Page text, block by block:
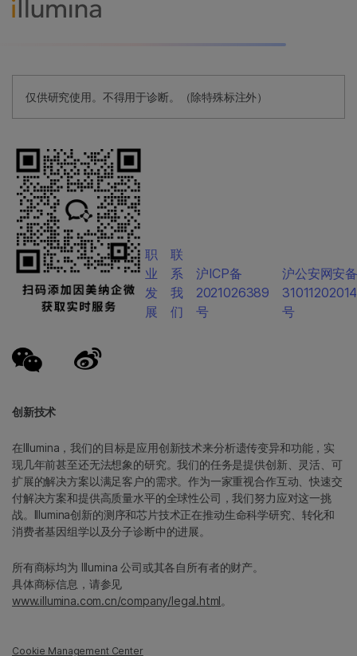
仅供研究使用。不得用于诊断。（除特殊标注外）
创新技术
在Illumina，我们的目标是应用创新技术来分析遗传变异和功能，实
现几年前甚至还无法想象的研究。我们的任务是提供创新、灵活、可
扩展的解决方案以满足客户的需求。作为一家重视合作互动、快速交
付解决方案和提供高质量水平的全球性公司，我们努力应对这一挑
战。Illumina创新的测序和芯片技术正在推动生命科学研究、转化和
消费者基因组学以及分子诊断中的进展。
所有商标均为 Illumina 公司或其各自所有者的财产。
具体商标信息，请参见
www.illumina.com.cn/company/legal.html。
Cookie Management Center
职
业
发
展
联
系
我
们
沪ICP备
2021026389
号
沪公安网安
号